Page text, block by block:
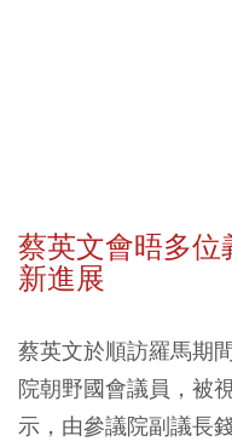
蔡英文會晤多位
新進展
蔡英文於順訪羅馬期
院朝野國會議員，被
示，由參議院副議長